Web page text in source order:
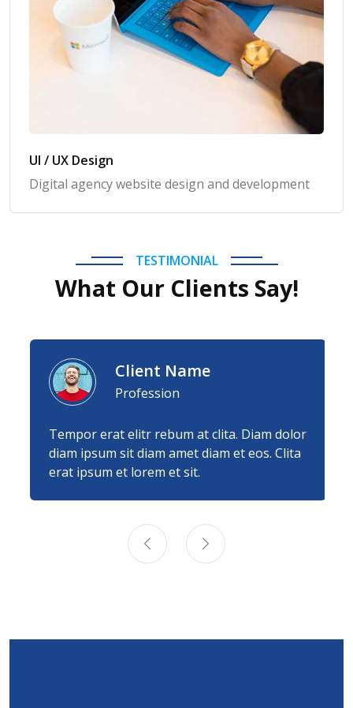
UI / UX Design
Digital agency website design and development
TESTIMONIAL
What Our Clients Say!
Client Name
Profession
Tempor erat elitr rebum at clita. Diam dolor
diam ipsum sit diam amet diam et eos. Clita
erat ipsum et lorem et sit.